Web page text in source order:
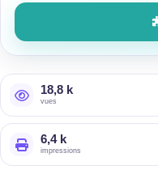
18,8 k
vues
6,4 k
impressions